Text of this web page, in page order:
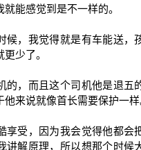
能感觉到是不一样的。
候，我觉得就是有车能送，
少了。
的，而且这个司机他是退五
来说就像首长需要保护一样
享受，因为我会觉得他都会
讲解原理，所以想那个时候